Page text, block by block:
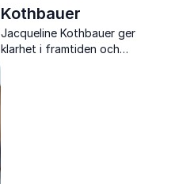
Kothbauer
Jacqueline Kothbauer ger
klarhet i framtiden och